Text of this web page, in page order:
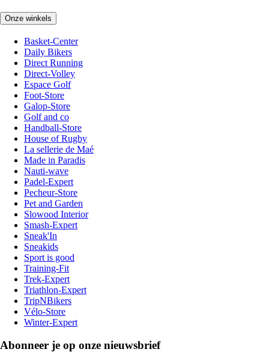
Onze winkels
Basket-Center
Daily Bikers
Direct Running
Direct-Volley
Espace Golf
Foot-Store
Galop-Store
Golf and co
Handball-Store
House of Rugby
La sellerie de Maé
Made in Paradis
Nauti-wave
Padel-Expert
Pecheur-Store
Pet and Garden
Slowood Interior
Smash-Expert
Sneak'In
Sneakids
Sport is good
Training-Fit
Trek-Expert
Triathlon-Expert
TripNBikers
Vélo-Store
Winter-Expert
Abonneer je op onze nieuwsbrief